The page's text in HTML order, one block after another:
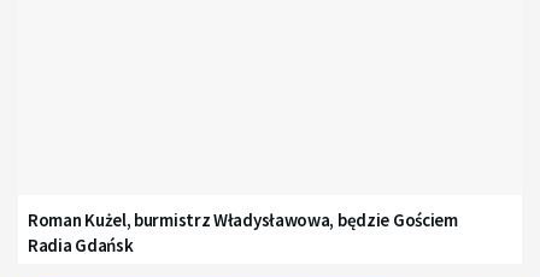
Roman Kużel, burmistrz Władysławowa, będzie Gościem
Radia Gdańsk